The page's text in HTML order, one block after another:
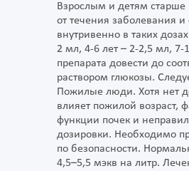
Взрослым и детям старше
от течения заболевания и
внутривенно в таких
2 мл, 4-6 лет – 2-2,5 мл, 7-
препарата довести до
раствором глюкозы.
Пожилые люди. Хотя нет
влияет пожилой возраст,
функции почек и
дозировки. Необходимо
по безопасности.
4,5–5,5 мэкв на литр.